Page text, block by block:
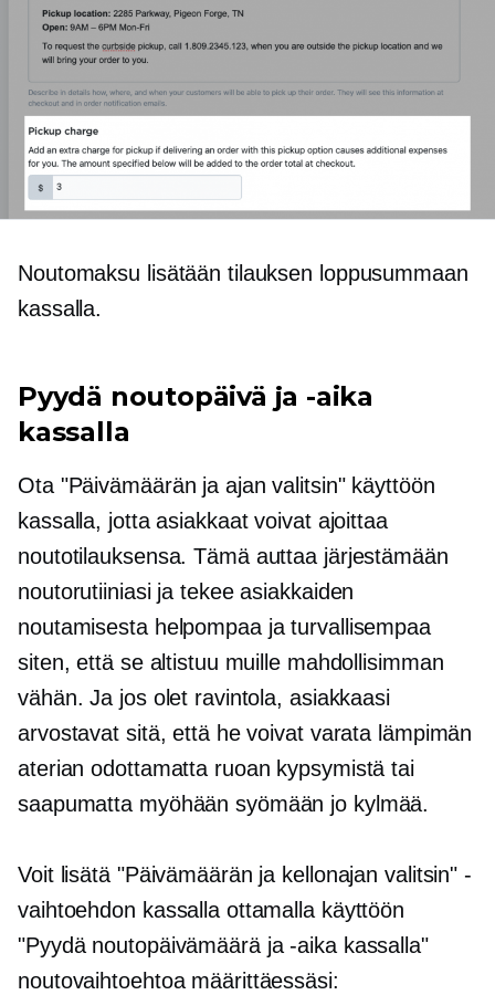
Noutomaksu lisätään tilauksen loppusummaan
kassalla.
Pyydä noutopäivä ja -aika
kassalla
Ota "Päivämäärän ja ajan valitsin" käyttöön
kassalla, jotta asiakkaat voivat ajoittaa
noutotilauksensa. Tämä auttaa järjestämään
noutorutiiniasi ja tekee asiakkaiden
noutamisesta helpompaa ja turvallisempaa
siten, että se altistuu muille mahdollisimman
vähän. Ja jos olet ravintola, asiakkaasi
arvostavat sitä, että he voivat varata lämpimän
aterian odottamatta ruoan kypsymistä tai
saapumatta myöhään syömään jo kylmää.
Voit lisätä "Päivämäärän ja kellonajan valitsin" -
vaihtoehdon kassalla ottamalla käyttöön
"Pyydä noutopäivämäärä ja -aika kassalla"
noutovaihtoehtoa määrittäessäsi: